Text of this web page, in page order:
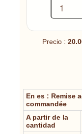
Precio :
En es : Remise
commandée
A partir de la
cantidad